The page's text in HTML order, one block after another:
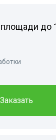
до
Заказать